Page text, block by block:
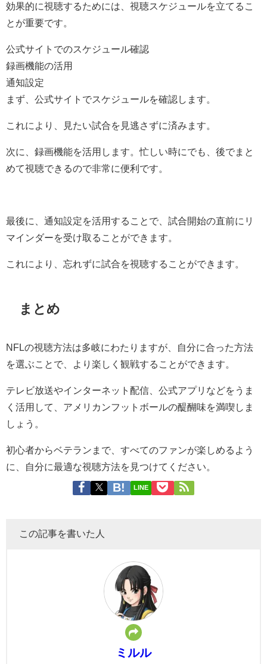
効果的に視聴するためには、視聴スケジュールを立てるこ
とが重要です。
公式サイトでのスケジュール確認
録画機能の活用
通知設定
まず、公式サイトでスケジュールを確認します。
これにより、見たい試合を見逃さずに済みます。
次に、録画機能を活用します。忙しい時にでも、後でまと
めて視聴できるので非常に便利です。
最後に、通知設定を活用することで、試合開始の直前にリ
マインダーを受け取ることができます。
これにより、忘れずに試合を視聴することができます。
まとめ
NFLの視聴方法は多岐にわたりますが、自分に合った方法
を選ぶことで、より楽しく観戦することができます。
テレビ放送やインターネット配信、公式アプリなどをうま
く活用して、アメリカンフットボールの醍醐味を満喫しま
しょう。
初心者からベテランまで、すべてのファンが楽しめるよう
に、自分に最適な視聴方法を見つけてください。
LINE
この記事を書いた人
ミルル